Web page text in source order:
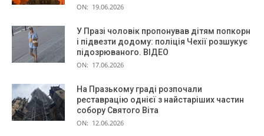
ON: 19.06.2026
У Празі чоловік пропонував дітям попкорн
і підвезти додому: поліція Чехії розшукує
підозрюваного. ВІДЕО
ON: 17.06.2026
На Празькому граді розпочали
реставрацію однієї з найстаріших частин
собору Святого Віта
ON: 12.06.2026